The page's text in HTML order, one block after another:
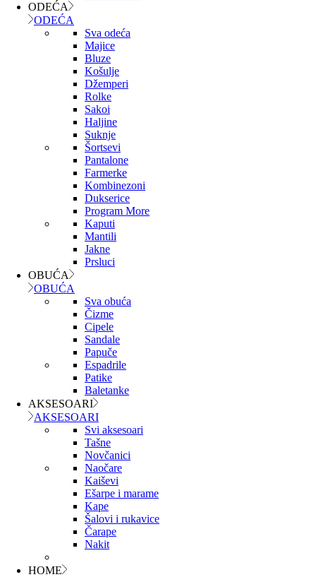
ODEĆA
ODEĆA
Sva odeća
Majice
Bluze
Košulje
Džemperi
Rolke
Sakoi
Haljine
Suknje
Šortsevi
Pantalone
Farmerke
Kombinezoni
Dukserice
Program More
Kaputi
Mantili
Jakne
Prsluci
OBUĆA
OBUĆA
Sva obuća
Čizme
Cipele
Sandale
Papuče
Espadrile
Patike
Baletanke
AKSESOARI
AKSESOARI
Svi aksesoari
Tašne
Novčanici
Naočare
Kaiševi
Ešarpe i marame
Kape
Šalovi i rukavice
Čarape
Nakit
HOME